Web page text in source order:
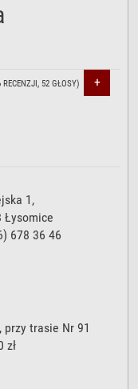
RECENZJI, 52 GŁOSY) +
1 ,
Łysomice
678 36 46
trasie Nr 91
zł